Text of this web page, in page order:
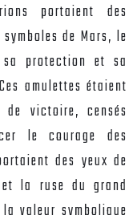
portaient des
de Mars, le
protection et sa
amulettes étaient
de victoire, censés
le courage des
des yeux de
la ruse du grand